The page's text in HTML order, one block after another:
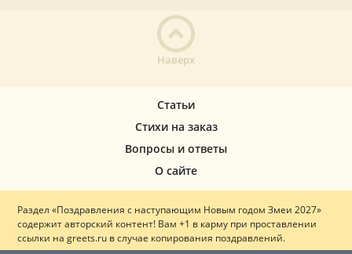
Наверх
Статьи
Стихи на заказ
Вопросы и ответы
О сайте
Раздел «Поздравления с наступающим Новым годом Змеи 2027»
содержит авторский контент! Вам +1 в карму при проставлении
ссылки на greets.ru в случае копирования поздравлений.